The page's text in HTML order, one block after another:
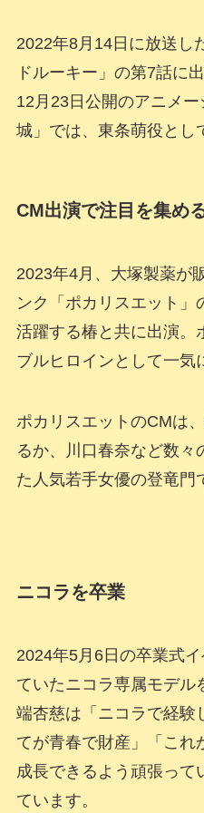
2022年8月14日に放送し
ドルーキー」の第7話に
12月23日公開のアニメ
城」では、東条萌役とし
CM出演で注目を集め
2023年4月、大塚製薬が
ンク「ポカリスエット」
活躍する椿と共に出演。
ブルヒロインとして一気
ポカリスエットのCMは
るか、川口春奈など数々
た人気若手女優の登竜門
ニコラを卒業
2024年5月6日の卒業式
ていたニコラ専属モデル
端杏慈は「ニコラで経験
てが青春で財産」「これ
成長できるよう頑張って
ています。